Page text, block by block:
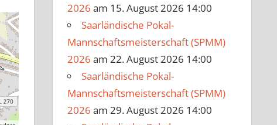
2026 am 15. August 2026 14:00
Saarländische Pokal-
Mannschaftsmeisterschaft (SPMM)
2026 am 22. August 2026 14:00
Saarländische Pokal-
Mannschaftsmeisterschaft (SPMM)
2026 am 29. August 2026 14:00